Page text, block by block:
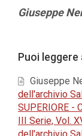
Giuseppe
Puoi
Giuseppe
dell'archivio
SUPERIORE -
III Serie, Vol.